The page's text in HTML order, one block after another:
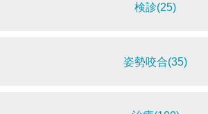
検診(25)
姿勢咬合(35)